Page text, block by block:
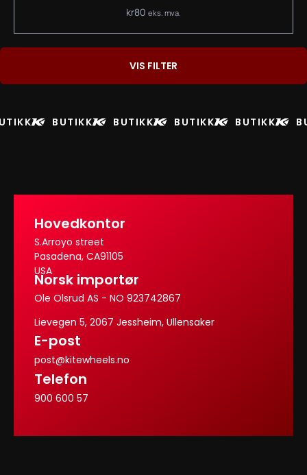
kr80 eks. mva.
VIS FILTER
BUTIKK BUTIKK BUTIKK BUTIKK
Hovedkontor
S.Arroyo street
Pasadena, CA91105
USA
Norsk importør
Ole Olsrud AS - NO 923742867
Lievegen 5, 2067 Jessheim, Ullensaker
E-post
post@kitewheels.no
Telefon
900 600 57